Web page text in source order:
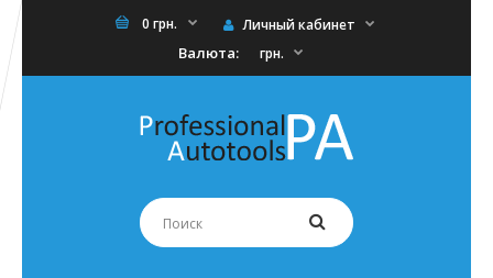
0 грн. Личный кабинет
Валюта: грн.